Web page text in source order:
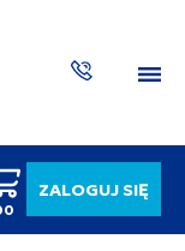
ZALOGUJ SIĘ
nazwę
SZUKAJ